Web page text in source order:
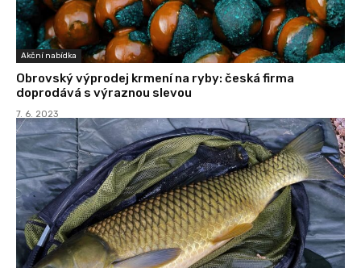
Akční nabídka
Obrovský výprodej krmení na ryby: česká firma
doprodává s výraznou slevou
7. 6. 2023